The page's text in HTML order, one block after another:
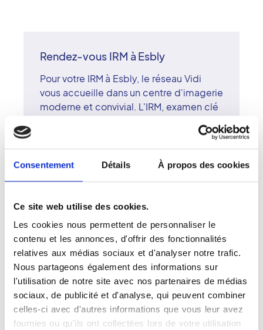
Consentement Détails À propos des cookies
Ce site web utilise des cookies.
Les cookies nous permettent de personnaliser le
contenu et les annonces, d'offrir des fonctionnalités
relatives aux médias sociaux et d'analyser notre trafic.
Nous partageons également des informations sur
l'utilisation de notre site avec nos partenaires de médias
sociaux, de publicité et d'analyse, qui peuvent combiner
celles-ci avec d'autres informations que vous leur avez
fournies ou qu'ils ont collectées lors de votre utilisation
Rendez-vous IRM à Esbly
Pour votre IRM à Esbly, le réseau Vidi
vous accueille dans un centre d'imagerie
moderne et convivial. L'IRM, examen clé
articulations ou des organes internes,
repose sur une technologie de pointe
sans rayons X. Le centre d'Esbly dispose
radiologues surspécialisés du réseau
Vidi garantissent un diagnostic fiable et
un suivi attentif. À Esbly, le centre
conjugue expertise médicale, humanité
et accessibilité pour offrir un service
d'imagerie complet et rassurant.